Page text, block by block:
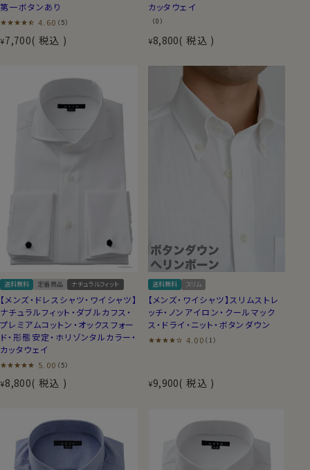
第一ボタンあり
4.60 （5）
¥7,700 税込
カッタウェイ
（0）
¥8,800 税込
送料無料 定番商品 ナチュラルフィット
【メンズ・ドレスシャツ・ワイシャツ】
ナチュラルフィット・ダブルカフス・
プレミアムコットン・オックスフォー
ド・形態安定・ホリゾンタルカラー・
カッタウェイ
5.00 （5）
¥8,800 税込
送料無料 スリム
【メンズ・ワイシャツ】スリムストレ
ッチ・ノンアイロン・クールマック
ス・ドライ・ニット・ボタンダウン
4.00 （1）
¥9,900 税込